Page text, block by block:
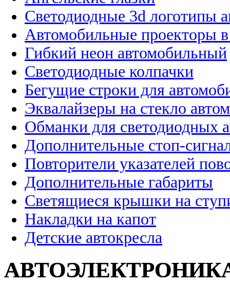
Светодиодные 3d логотипы
Автомобильные проекторы
Гибкий неон автомобильный
Светодиодные колпачки
Бегущие строки для
Эквалайзеры на стекло
Обманки для светодиодных
Дополнительные стоп-
Повторители указателей
Дополнительные габариты
Светящиеся крышки на
Накладки на капот
Детские автокресла